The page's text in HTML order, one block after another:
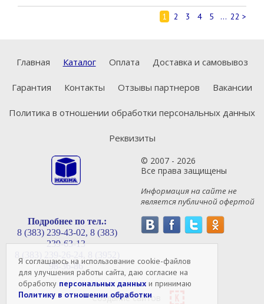
Я соглашаюсь на использование cookie-файлов
для улучшения работы сайта, даю согласие на
обработку персональных данных и принимаю
Политику в отношении обработки
1 2 3 4 5 ... 22 >
Главная Каталог Оплата Доставка и самовывоз
Гарантия Контакты Отзывы партнеров Вакансии
Политика в отношении обработки персональных данных
Реквизиты
© 2007 - 2026
Все права защищены
Информация на сайте не
является публичной офертой
Подробнее по тел.:
8 (383) 239-43-02, 8 (383)
239-63-13
98-36-86
Создание сайтов